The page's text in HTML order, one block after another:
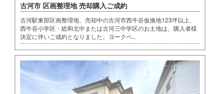
古河市 区画整理地 売却購入ご成約
古河駅東部区画整理地、売却中の古河市西牛谷仮換地123坪以上、
西牛谷小学区・総和北中または古河三中学区のお土地は、購入者様
決定に伴いご成約となりました。ヨークベ...